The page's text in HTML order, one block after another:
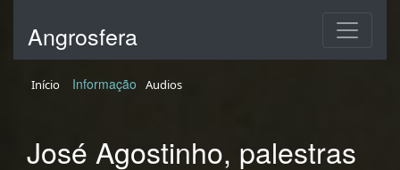
Angrosfera
Início Informação Audios
José Agostinho, palestras